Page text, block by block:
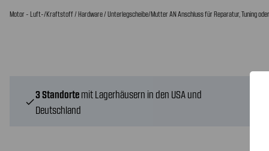
Motor - Luft-/Kraftstoff / Hardware / Unterlegscheibe/Mutter AN Anschluss für Reparatur, Tuning oder
check
3 Standorte mit Lagerhäusern in den USA und
Deutschland